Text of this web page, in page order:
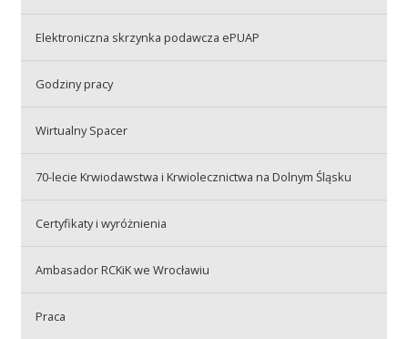
BIP
RODO
Elektroniczna skrzynka podawcza ePUAP
Godziny pracy
Wirtualny Spacer
70-lecie Krwiodawstwa i Krwiolecznictwa na Dolnym Śląsku
Certyfikaty i wyróżnienia
Ambasador RCKiK we Wrocławiu
Praca